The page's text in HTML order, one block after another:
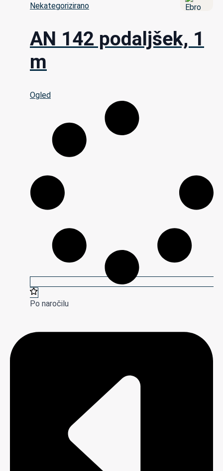
Nekategorizirano
AN 142 podaljšek, 1
m
Ogled
Po naročilu